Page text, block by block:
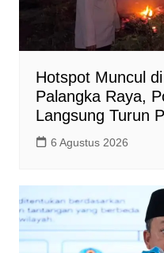
Hotspot Muncul
Palangka Raya,
Langsung Turun
6 Agustus 2026